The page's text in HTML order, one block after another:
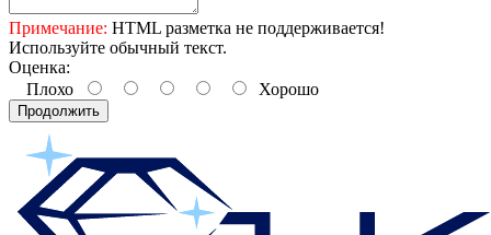
Примечание: HTML разметка не поддерживается!
Используйте обычный текст.
Оценка:
Плохо
Хорошо
Продолжить